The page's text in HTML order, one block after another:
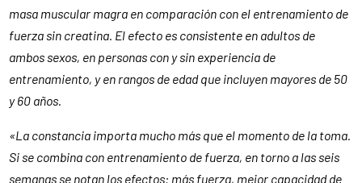
masa muscular magra en comparación con el entrenamiento de
fuerza sin creatina. El efecto es consistente en adultos de
ambos sexos, en personas con y sin experiencia de
entrenamiento, y en rangos de edad que incluyen mayores de 50
y 60 años.
«La constancia importa mucho más que el momento de la toma.
Si se combina con entrenamiento de fuerza, en torno a las seis
semanas se notan los efectos: más fuerza, mejor capacidad de